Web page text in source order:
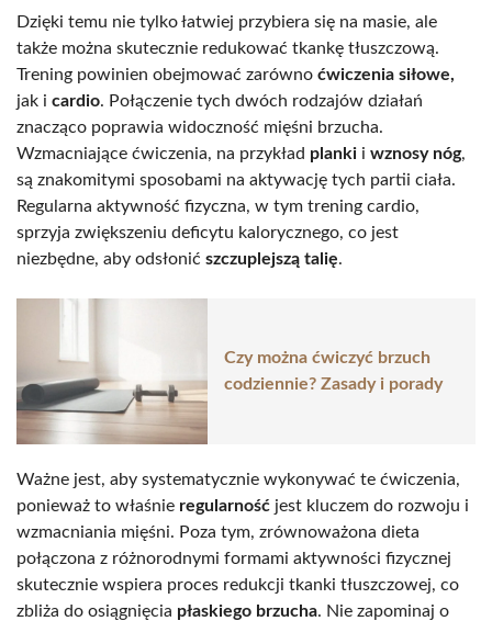
Dzięki temu nie tylko łatwiej przybiera się na masie, ale
także można skutecznie redukować tkankę tłuszczową.
Trening powinien obejmować zarówno ćwiczenia siłowe,
jak i cardio. Połączenie tych dwóch rodzajów działań
znacząco poprawia widoczność mięśni brzucha.
Wzmacniające ćwiczenia, na przykład planki i wznosy nóg,
są znakomitymi sposobami na aktywację tych partii ciała.
Regularna aktywność fizyczna, w tym trening cardio,
sprzyja zwiększeniu deficytu kalorycznego, co jest
niezbędne, aby odsłonić szczuplejszą talię.
Czy można ćwiczyć brzuch
codziennie? Zasady i porady
Ważne jest, aby systematycznie wykonywać te ćwiczenia,
ponieważ to właśnie regularność jest kluczem do rozwoju i
wzmacniania mięśni. Poza tym, zrównoważona dieta
połączona z różnorodnymi formami aktywności fizycznej
skutecznie wspiera proces redukcji tkanki tłuszczowej, co
zbliża do osiągnięcia płaskiego brzucha. Nie zapominaj o